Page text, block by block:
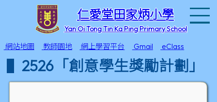
仁愛堂田家炳小學
Yan Oi Tong Tin Ka Ping Primary School
網站地圖 教師園地 網上學習平台 Gmail eClass
2526「創意學生獎勵計劃」